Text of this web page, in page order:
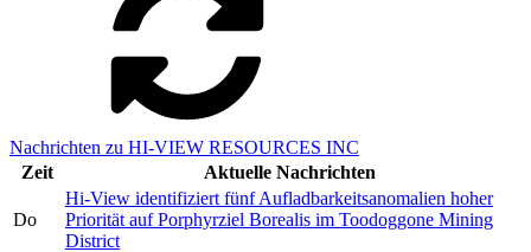
Nachrichten zu HI-VIEW RESOURCES INC
Zeit
Aktuelle Nachrichten
Do
Hi-View identifiziert fünf Aufladbarkeitsanomalien hoher
Priorität auf Porphyrziel Borealis im Toodoggone Mining
District